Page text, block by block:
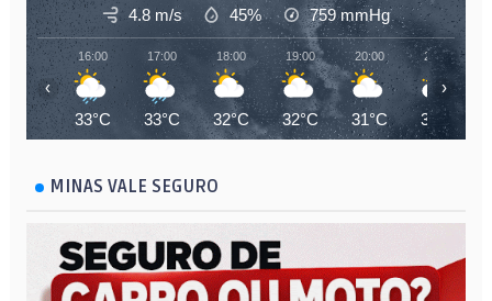
4.8 m/s 45% 759mmHg
16:00
33°C
17:00
33°C
18:00
32°C
19:00
32°C
20:00
31°C
21:00
30°C
‹ ›
MINAS VALE SEGURO